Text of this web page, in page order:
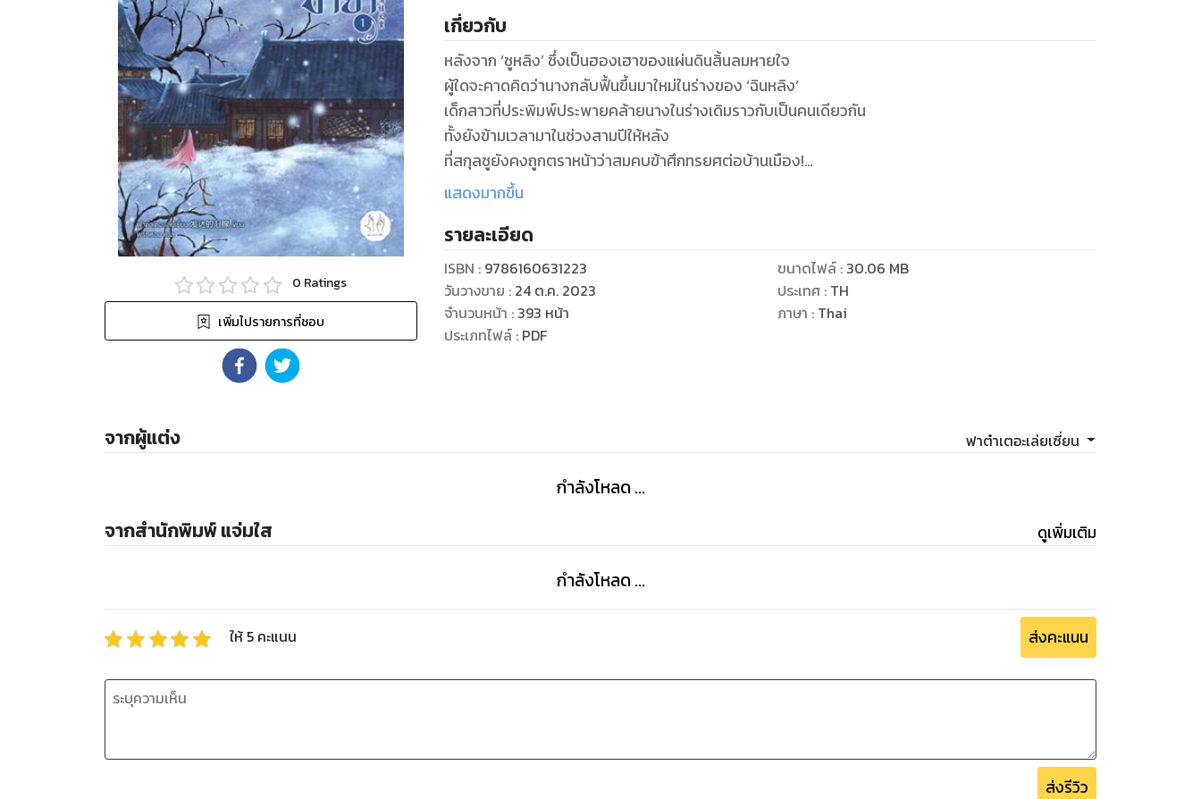
0 Ratings
เพิ่มไปรายการที่ชอบ
เกี่ยวกับ
หลังจาก ‘ซูหลิง’ ซึ่งเป็นฮองเฮาของแผ่นดินสิ้นลมหายใจ
ผู้ใดจะคาดคิดว่านางกลับฟื้นขึ้นมาใหม่ในร่างของ ‘ฉินหลิง’
เด็กสาวที่ประพิมพ์ประพายคล้ายนางในร่างเดิมราวกับเป็นคนเดียวกัน
ทั้งยังข้ามเวลามาในช่วงสามปีให้หลัง
ที่สกุลซูยังคงถูกตราหน้าว่าสมคบข้าศึกทรยศต่อบ้านเมือง!
ดังนั้นเมื่อบิดาสกุลฉินต้องการให้นางเข้าร่วมการคัดเลือกหญิงงามเข้าวัง
นางจำต้องเปลี่ยนตัวเองเพื่อสลัดตัวตนของ ‘ซูฮองเฮา’ ทิ้งไป
กลายเป็นเด็กสาววัยสิบหกที่มีเสน่ห์ยวนใจคนหนึ่ง
แม้ไม่อาจรู้ว่าภายใต้สายตาบุรุษที่ฉลาดเฉียบแหลมอย่างฮ่องเต้ ‘เซียวอวี้’
นางจะสามารถปิดบังตบตาเขาได้นานเท่าไร
แต่เพื่อที่จะได้พบหน้า ‘โอรสที่นางคลอดให้เขาก่อนตาย’
แสดงมากขึ้น
รายละเอียด
ISBN : 9786160631223
วันวางขาย : 24 ต.ค. 2023
จำนวนหน้า : 393 หน้า
ประเภทไฟล์: PDF
ขนาดไฟล์: 30.06 MB
ประเทศ : TH
ภาษา : Thai
จากผู้แต่ง ฟาต๋าเตอะเล่ยเซี่ยน
กำลังโหลด ...
จากสำนักพิมพ์ แจ่มใส ดูเพิ่มเติม
กำลังโหลด ...
ให้ 5 คะแนน ส่งคะแนน
ส่งรีวิว